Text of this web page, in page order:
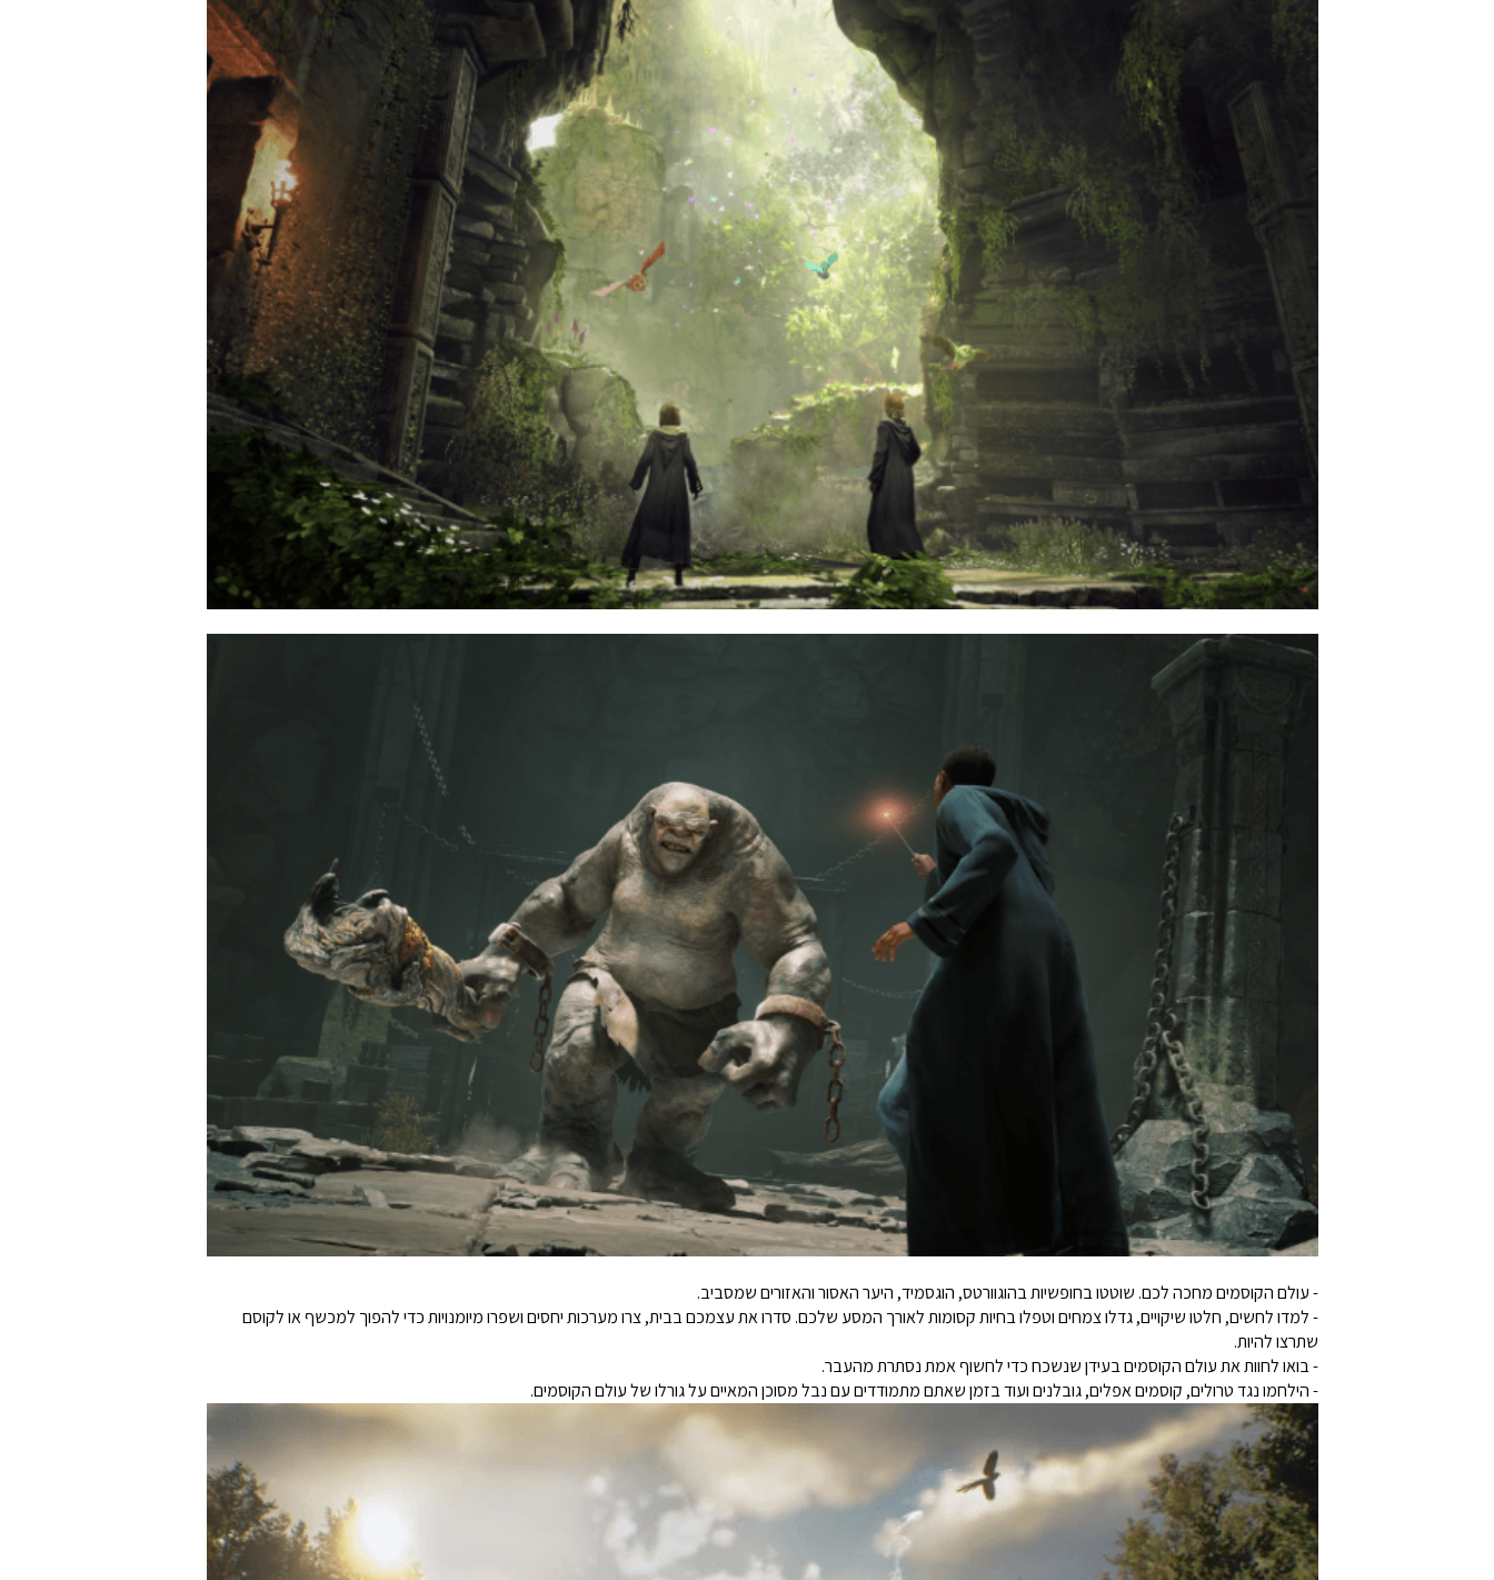
- עולם הקוסמים מחכה לכם. שוטטו בחופשיות בהוגוורטס, הוגסמיד, היער האסור והאזורים שמסביב.
- למדו לחשים, חלטו שיקויים, גדלו צמחים וטפלו בחיות קסומות לאורך המסע שלכם. סדרו את עצמכם בבית, צרו מערכות יחסים ושפרו מיומנויות כדי להפוך למכשף או לקוסם
שתרצו להיות.
- בואו לחוות את עולם הקוסמים בעידן שנשכח כדי לחשוף אמת נסתרת מהעבר.
- הילחמו נגד טרולים, קוסמים אפלים, גובלנים ועוד בזמן שאתם מתמודדים עם נבל מסוכן המאיים על גורלו של עולם הקוסמים.